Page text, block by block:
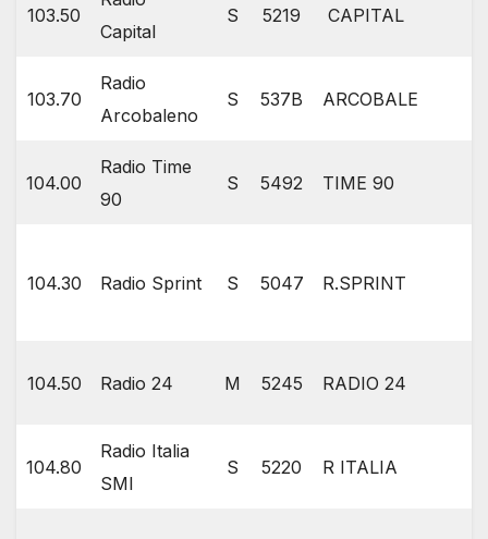
103.50
Capital
S 5219 CAPITAL
103.70
Radio
Arcobaleno
S 537B ARCOBALE
104.00
Radio Time
90
S 5492 TIME 90
104.30 Radio Sprint S 5047 R.SPRINT
104.50 Radio 24 M 5245 RADIO 24
104.80
Radio Italia
SMI
S 5220 R ITALIA